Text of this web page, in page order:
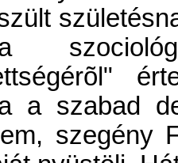
a szabad
szegény